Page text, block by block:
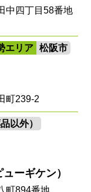
中四丁目58番地
エリア 松阪市
町239-2
以外）
ーギケン）
町894番地